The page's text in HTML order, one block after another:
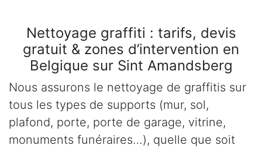
Nettoyage graffiti : tarifs, devis
gratuit & zones d’intervention en
Belgique sur Sint Amandsberg
Nous assurons le nettoyage de graffitis sur
tous les types de supports (mur, sol,
plafond, porte, porte de garage, vitrine,
monuments funéraires…), quelle que soit